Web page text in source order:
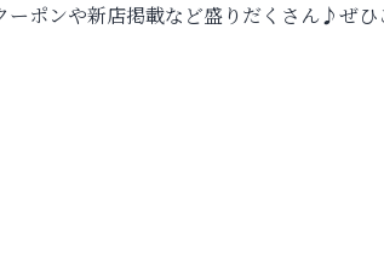
ーポンや新店掲載など盛りだくさん♪ぜ